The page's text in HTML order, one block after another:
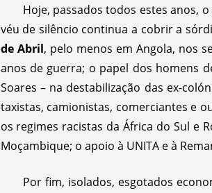
Hoje, passados todos estes anos,
véu de silêncio continua a cobrir a
de Abril, pelo menos em Angola, nos
anos de guerra; o papel dos homens
Soares – na destabilização das ex-
taxistas, camionistas, comerciantes e
os regimes racistas da África do Sul e
Moçambique; o apoio à UNITA e à
Por fim, isolados, esgotados